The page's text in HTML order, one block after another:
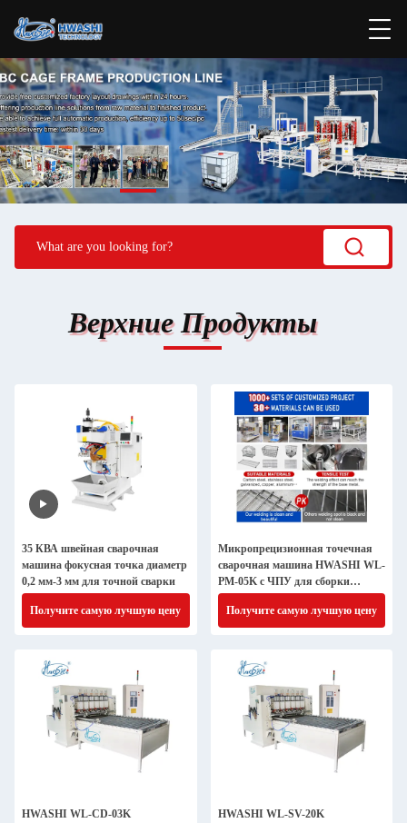
Верхние Продукты
35 КВА швейная сварочная
машина фокусная точка диаметр
0,2 мм-3 мм для точной сварки
Получите самую лучшую цену
Микропрецизионная точечная
сварочная машина HWASHI WL-
PM-05K с ЧПУ для сборки
электронных датчиков, точность
0,1 мм
Получите самую лучшую цену
HWASHI WL-CD-03K
HWASHI WL-SV-20K